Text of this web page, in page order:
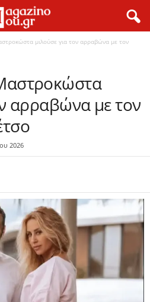
μιλούσε για τον αρραβώνα με τον
αρραβώνα με τον
2026